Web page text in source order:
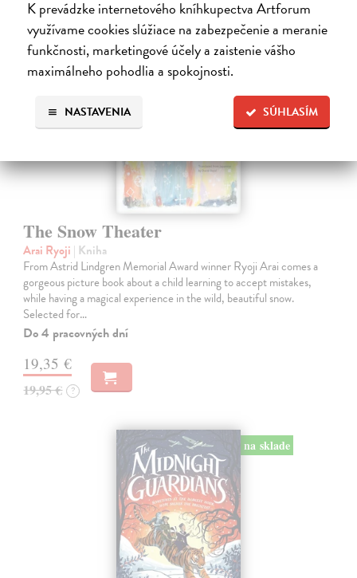
K prevádzke internetového kníhkupectva Artforum
využívame cookies slúžiace na zabezpečenie a meranie
funkčnosti, marketingové účely a zaistenie vášho
maximálneho pohodlia a spokojnosti.
SÚHLASÍM
NASTAVENIA
The Snow Theater
Arai Ryoji | Kniha
From Astrid Lindgren Memorial Award winner Ryoji Arai comes a
gorgeous picture book about a child learning to accept mistakes,
while having a magical experience in the wild, beautiful snow.
Selected for…
Do 4 pracovných dní
19,35 €
19,95 € ?
na sklade